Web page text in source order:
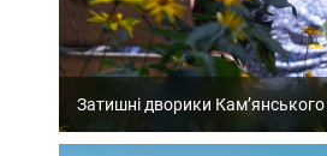
Затишні дворики Кам’янського